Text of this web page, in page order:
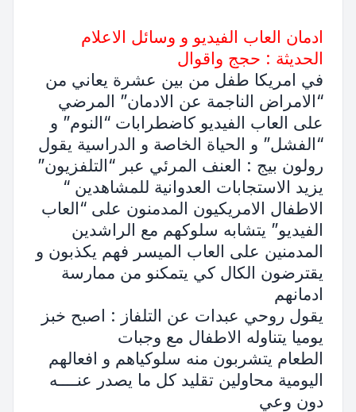
ادمان العاب الفيديو و وسائل الاعلام
الحديثة : حجج واقوال
في امريكا طفل من بين عشرة يعاني من
“الامراض الناجمة عن الادمان” المرضي
على العاب الفيديو كاضطرابات “النوم” و
“الفشل” و الحياة الخاصة و الدراسية يقول
رولون بيج : العنف المرئي عبر “التلفزيون”
يزيد الاستجابات العدوانية للمشاهدين “
الاطفال الامريكيون المدمنون على “العاب
الفيديو” يتشابه سلوكهم مع الراشدين
المدمنين على العاب الميسر فهم يكذبون و
يقترضون الكال كي يتمكنو من ممارسة
ادمانهم
يقول روحي عبدات عن التلفاز : اصبح خبز
يوميا يتناوله الاطفال مع وجبات
الطعام يتشربون منه سلوكياهم و افعالهم
اليومية محاولين تقليد كل ما يصدر عنــــه
دون وعي